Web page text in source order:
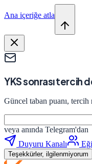
Ana içeriğe atla
YKS sonrası tercih
Güncel taban puanı,
veya anında Telegram'dan
Duyuru Kanalı
Teşekkürler, ilgilenmiyorum